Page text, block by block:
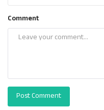
Comment
Post Comment